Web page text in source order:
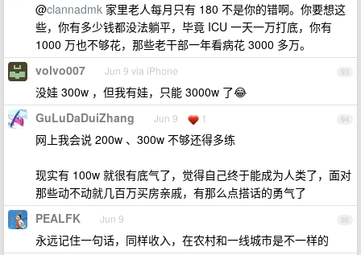
@clannadmk 家里老人每月只有 180 不是你的错啊。你要想这
些，你有多少钱都没法躺平，毕竟 ICU 一天一万打底，你有
1000 万也不够花，那些老干部一年看病花 3000 多万。
93
volvo007 Jun 9 via iPhone
没娃 300w ，但我有娃，只能 3000w 了😂
94
GuLuDaDuiZhang Jun 9 1
网上我会说 200w 、300w 不够还得多练
现实有 100w 就很有底气了，觉得自己终于能成为人类了，面对
那些动不动就几百万买房亲戚，有那么点搭话的勇气了
95
PEALFK Jun 9
永远记住一句话，同样收入，在农村和一线城市是不一样的